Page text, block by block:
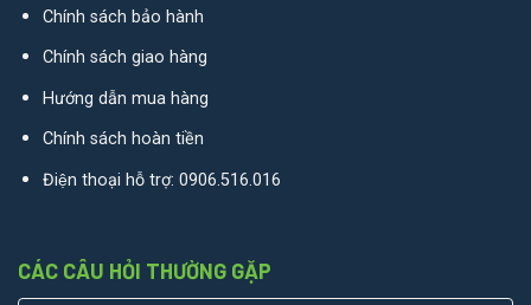
Chính sách bảo hành
Chính sách giao hàng
Hướng dẫn mua hàng
Chính sách hoàn tiền
Điện thoại hỗ trợ: 0906.516.016
CÁC CÂU HỎI THƯỜNG GẶP